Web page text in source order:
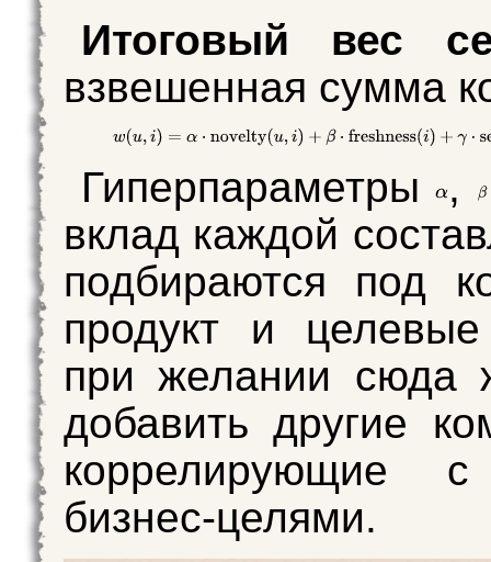
Итоговый вес
взвешенная сумма
Гиперпараметры ,
вклад каждой
подбираются под
продукт и
при желании сюда
добавить другие
коррелирующие
бизнес‑целями.